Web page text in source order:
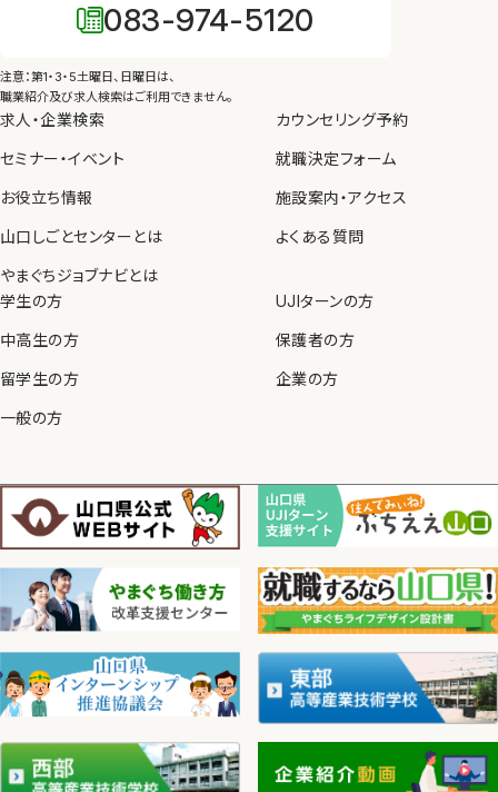
を制定し、職員に遵守させるとともに、教育、啓発を実
8. 苦情の申し出・問い合わせ先
当センターが管理している個人情報の取り扱いについ
て苦情や問い合わせがあった場合、個人情報保護法
等の法令にしたがって、適切かつ迅速に対応します。
083-974-5120
注意：第1・3・5土曜日、日曜日は、
職業紹介及び求人検索はご利用できません。
求人・企業検索
セミナー・イベント
お役立ち情報
山口しごとセンターとは
やまぐちジョブナビとは
カウンセリング予約
就職決定フォーム
施設案内・アクセス
よくある質問
学生の方
中高生の方
留学生の方
一般の方
UJIターンの方
保護者の方
企業の方